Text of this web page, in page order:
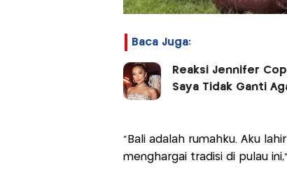
Baca Juga:
Reaksi Jennifer
Saya Tidak Ganti
“Bali adalah rumahku. Aku
menghargai tradisi di pulau